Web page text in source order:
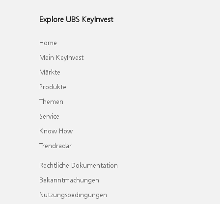
Explore UBS KeyInvest
Home
Mein KeyInvest
Märkte
Produkte
Themen
Service
Know How
Trendradar
Rechtliche Dokumentation
Bekanntmachungen
Nutzungsbedingungen